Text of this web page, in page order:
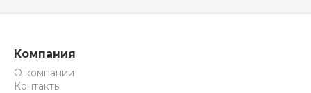
Компания
О компании
Контакты